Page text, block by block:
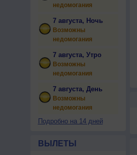
недомогания
7 августа, Ночь
Возможны
недомогания
7 августа, Утро
Возможны
недомогания
7 августа, День
Возможны
недомогания
Подробно на 14 дней
ВЫЛЕТЫ